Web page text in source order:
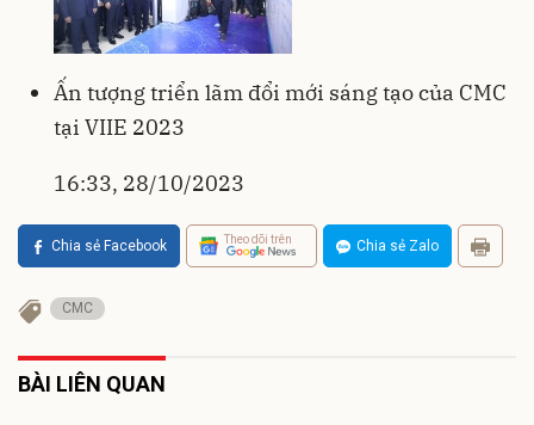
Ấn tượng triển lãm đổi mới sáng tạo của CMC
tại VIIE 2023
16:33, 28/10/2023
Chia sẻ Facebook Theo dõi trên Chia sẻ Zalo
CMC
BÀI LIÊN QUAN